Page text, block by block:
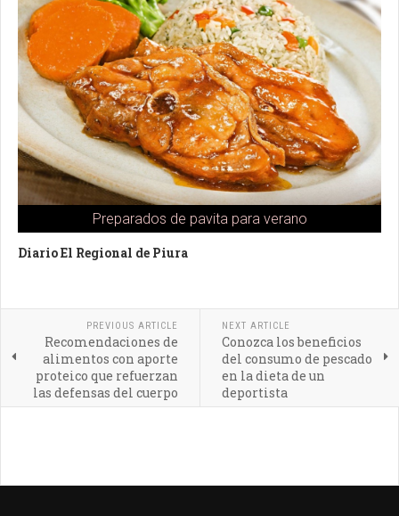
Preparados de pavita para verano
Diario El Regional de Piura
PREVIOUS ARTICLE
Recomendaciones de
alimentos con aporte
proteico que refuerzan
las defensas del cuerpo
NEXT ARTICLE
Conozca los beneficios
del consumo de pescado
en la dieta de un
deportista